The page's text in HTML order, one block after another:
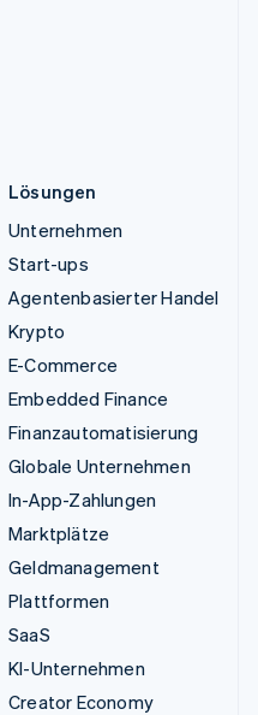
Lösungen
Unternehmen
Start-ups
Agentenbasierter Handel
Krypto
E-Commerce
Embedded Finance
Finanzautomatisierung
Globale Unternehmen
In-App-Zahlungen
Marktplätze
Geldmanagement
Plattformen
SaaS
KI-Unternehmen
Creator Economy